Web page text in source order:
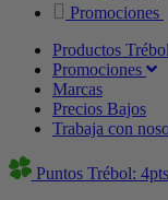
Promociones
Productos Trébol
Promociones
Marcas
Precios Bajos
Trabaja con
Puntos Trébol: